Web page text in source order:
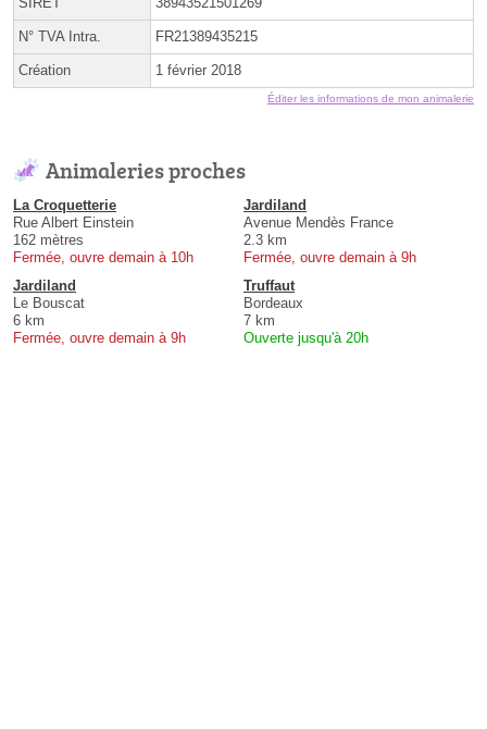
N° TVA Intra. FR21389435215
Création 1 février 2018
Éditer les informations de mon animalerie
Animaleries proches
La Croquetterie
Rue Albert Einstein
162 mètres
Fermée, ouvre demain à 10h
Jardiland
Avenue Mendès France
2.3 km
Fermée, ouvre demain à 9h
Jardiland
Le Bouscat
6 km
Fermée, ouvre demain à 9h
Truffaut
Bordeaux
7 km
Ouverte jusqu'à 20h